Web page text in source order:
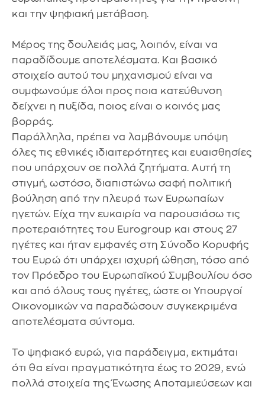
και την ψηφιακή μετάβαση.
Μέρος της δουλειάς μας, λοιπόν, είναι να
παραδίδουμε αποτελέσματα. Και βασικό
στοιχείο αυτού του μηχανισμού είναι να
συμφωνούμε όλοι προς ποια κατεύθυνση
δείχνει η πυξίδα, ποιος είναι ο κοινός μας
βορράς.
Παράλληλα, πρέπει να λαμβάνουμε υπόψη
όλες τις εθνικές ιδιαιτερότητες και ευαισθησίες
που υπάρχουν σε πολλά ζητήματα. Αυτή τη
στιγμή, ωστόσο, διαπιστώνω σαφή πολιτική
βούληση από την πλευρά των Ευρωπαίων
ηγετών. Είχα την ευκαιρία να παρουσιάσω τις
προτεραιότητες του Eurogroup και στους 27
ηγέτες και ήταν εμφανές στη Σύνοδο Κορυφής
του Ευρώ ότι υπάρχει ισχυρή ώθηση, τόσο από
τον Πρόεδρο του Ευρωπαϊκού Συμβουλίου όσο
και από όλους τους ηγέτες, ώστε οι Υπουργοί
Οικονομικών να παραδώσουν συγκεκριμένα
αποτελέσματα σύντομα.
Το ψηφιακό ευρώ, για παράδειγμα, εκτιμάται
ότι θα είναι πραγματικότητα έως το 2029, ενώ
πολλά στοιχεία της Ένωσης Αποταμιεύσεων και